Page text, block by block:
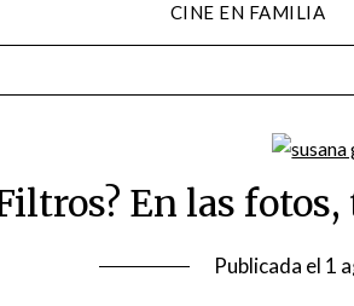
CINE EN FAMILIA
En las
Publicada el 1